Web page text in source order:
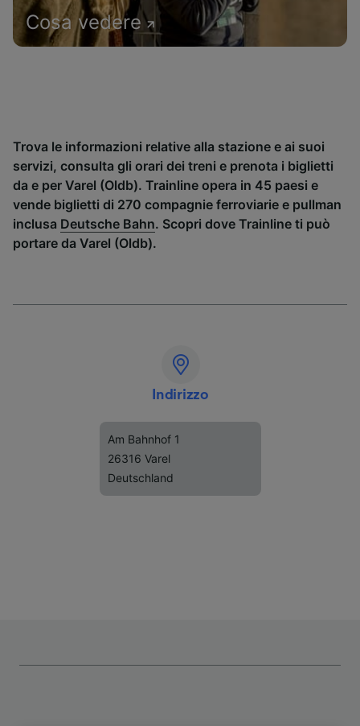
Cosa vedere
Trova le informazioni relative alla stazione e ai suoi
servizi, consulta gli orari dei treni e prenota i biglietti
da e per Varel (Oldb). Trainline opera in 45 paesi e
vende biglietti di 270 compagnie ferroviarie e pullman
inclusa Deutsche Bahn. Scopri dove Trainline ti può
portare da Varel (Oldb).
Indirizzo
Am Bahnhof 1
26316 Varel
Deutschland